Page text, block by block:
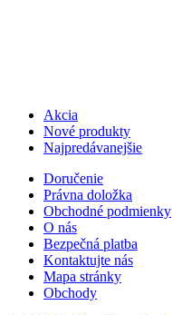
Akcia
Nové produkty
Najpredávanejšie
Doručenie
Právna doložka
Obchodné podmienky
O nás
Bezpečná platba
Kontaktujte nás
Mapa stránky
Obchody